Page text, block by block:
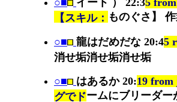
○■ イート ） 22:35
【スキル： ものぐさ】
○■ 龍はだめだな 20:45
消せ垢消せ垢消せ垢
○■ はあるか 20:19 from
グでドームにブリーダー